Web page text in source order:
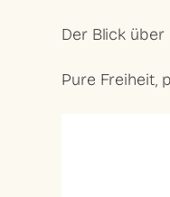
Der Blick
Pure Freiheit,